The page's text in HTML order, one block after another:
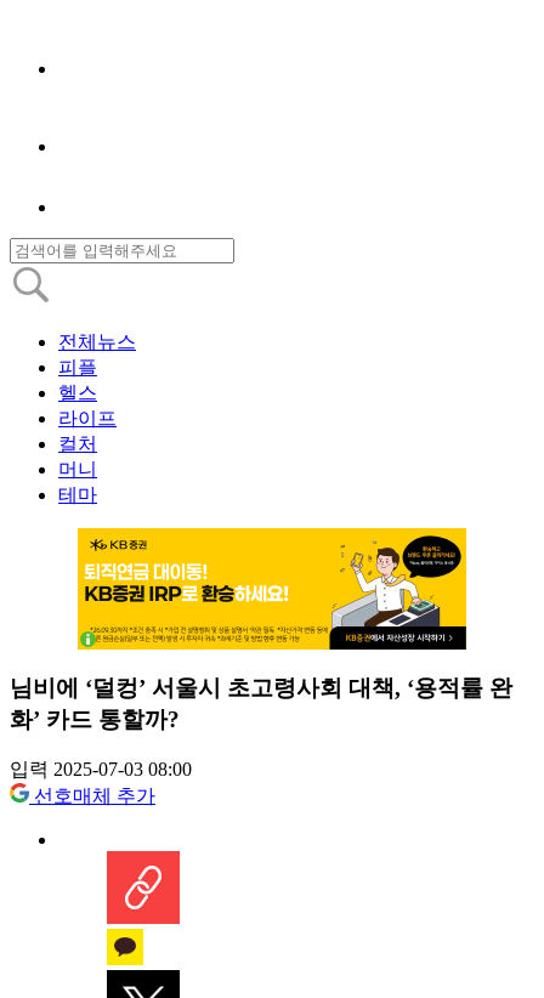
전체뉴스
피플
헬스
라이프
컬처
머니
테마
님비에 ‘덜컹’ 서울시 초고령사회 대책, ‘용적률 완
화’ 카드 통할까?
입력 2025-07-03 08:00
선호매체 추가